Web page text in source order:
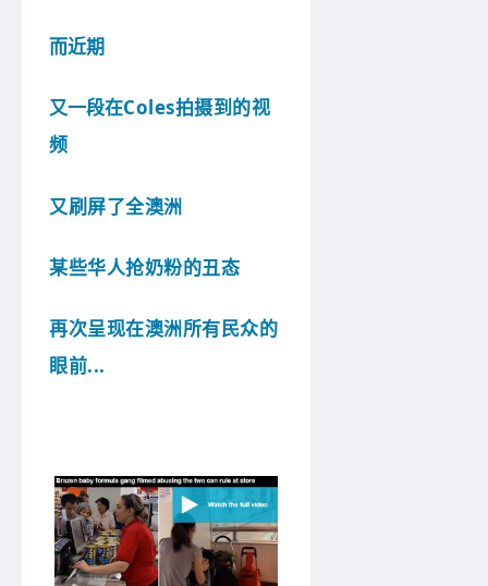
而近期
又一段在Coles拍摄到的视
频
又刷屏了全澳洲
某些华人抢奶粉的丑态
再次呈现在澳洲所有民众的
眼前...